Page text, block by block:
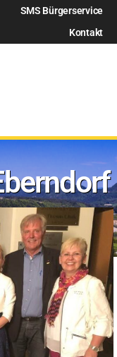
SMS Bürgerservice
Kontakt